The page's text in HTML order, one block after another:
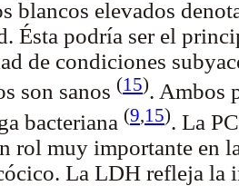
blancos elevados
Ésta podría ser el
de condiciones
son sanos (15). Ambos
bacteriana (9,15). La
rol muy importante en
La LDH refleja la